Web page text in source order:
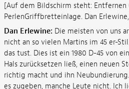
[Auf dem Bildschirm steht: Entfernen
PerlenGriffbretteinlage. Dan
Dan Erlewine: Die meisten von uns
nicht an so vielen Martins im 45 er-
das tust. Dies ist ein 1980 D-45 von
Hals zurücksetzen ließ, einen neuen
richtig macht und ihn
es zugeben, manche Leute nicht. Ich